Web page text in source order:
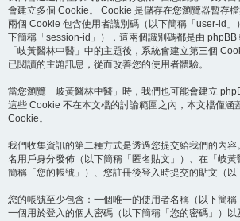
會建立多個 Cookie。 Cookie 是儲存在您瀏覽器暫存
兩個 Cookie 包含使用者識別碼（以下簡稱「user-id」
下簡稱「session-id」），這兩個識別碼都是由
「岐黃醫林中醫」中的主題後，系統會建立第三個
已閱讀的主題訊息，從而改善您的使用者體驗。
當您瀏覽「岐黃醫林中醫」時，我們也可能會建立
這些 Cookie 不在本文檔的討論範圍之內，本文檔僅涵
Cookie。
我們收集資訊的第二種方式是透過您提交給我們的內
名用戶身分發佈（以下簡稱「匿名貼文」）、在「岐
簡稱「您的帳號」）、您註冊後登入時提交的貼文（以
您的帳號至少包含：一個唯一的使用者名稱（以下簡稱
一個用於登入的個人密碼（以下簡稱「您的密碼」）